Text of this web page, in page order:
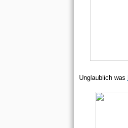
Unglaublich was